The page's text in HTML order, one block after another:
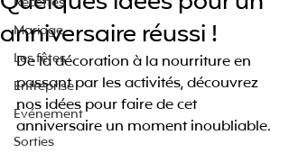
Mariage
Les fêtes
Entreprise
Événement
Sorties
anniversaire réussi !
De la décoration à la nourriture en
passant par les activités, découvrez
nos idées pour faire de cet
anniversaire un moment inoubliable.